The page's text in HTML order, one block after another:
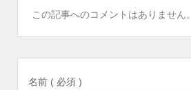
この記事へのコメントはありません。
名前 ( 必須 )